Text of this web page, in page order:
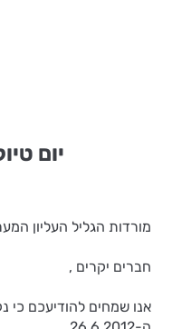
יום
מורדות הגליל העליון
חברים יקרים ,
אנו שמחים להודיעכם כי